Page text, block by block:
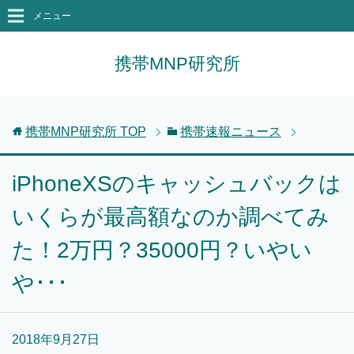
携帯MNP研究所
メニュー
携帯MNP研究所 TOP 携帯速報ニュース
iPhoneXSのキャッシュバックは
いくらが最高額なのか調べてみ
た！2万円？35000円？いやい
や･･･
2018年9月27日